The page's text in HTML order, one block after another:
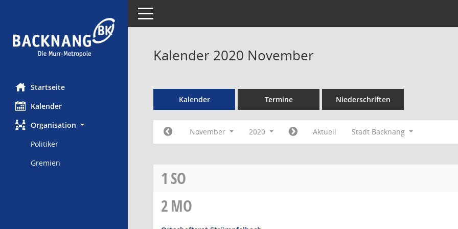
Startseite
Kalender
Organisation
Politiker
Gremien
Toggle navigation
Kalender 2020 November
Kalender Termine Niederschriften
November 2020 Aktuell Stadt Backnang
1 SO
2MO